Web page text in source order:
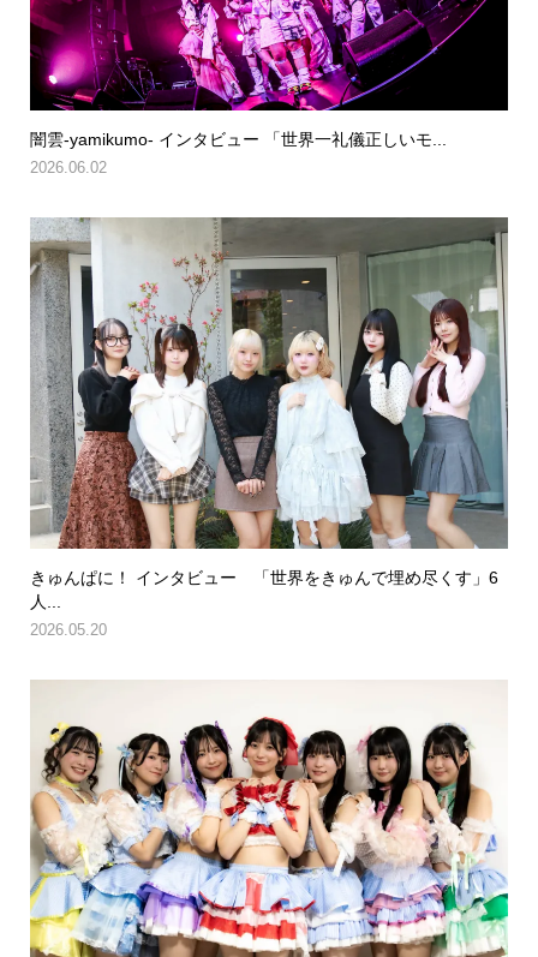
闇雲-yamikumo- インタビュー 「世界一礼儀正しいモ...
2026.06.02
きゅんぱに！ インタビュー 「世界をきゅんで埋め尽くす」6
人...
2026.05.20